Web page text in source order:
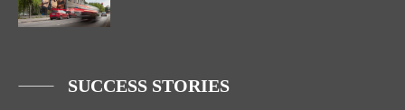
SUCCESS STORIES